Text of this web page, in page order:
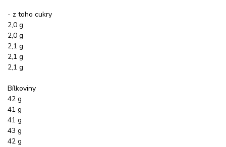
- z toho cukry
2,0 g
2,0 g
2,1 g
2,1 g
2,1 g
Bílkoviny
42 g
41 g
41 g
43 g
42 g